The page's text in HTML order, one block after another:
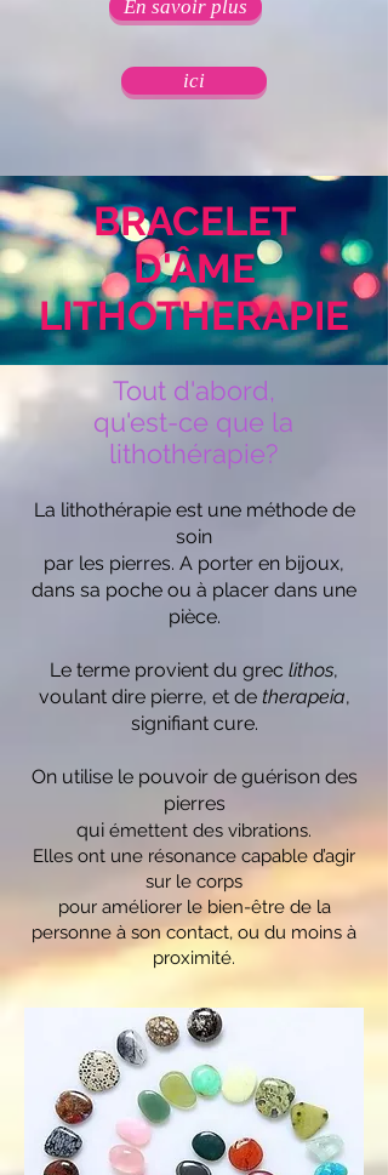
En savoir plus
ici
BRACELET
D'ÂME
LITHOTHERAPIE
Tout d'abord,
qu'est-ce que la
lithothérapie?
La lithothérapie est une méthode de
soin
par les pierres. A porter en bijoux,
dans sa poche ou à placer dans une
pièce.
Le terme provient du grec lithos,
voulant dire pierre, et de therapeia,
signifiant cure.
On utilise le pouvoir de guérison des
pierres
qui émettent des vibrations.
Elles ont une résonance capable d’agir
sur le corps
pour améliorer le bien-être de la
personne à son contact, ou du moins à
proximité.